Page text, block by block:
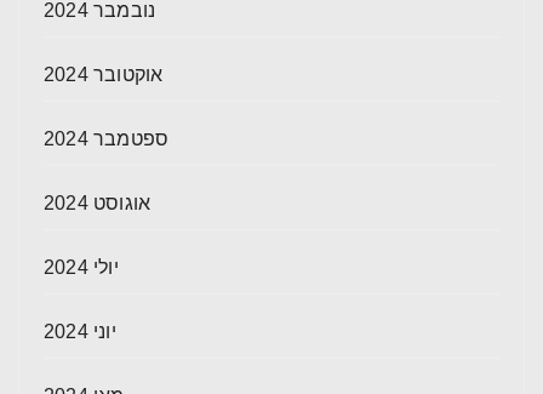
נובמבר 2024
אוקטובר 2024
ספטמבר 2024
אוגוסט 2024
יולי 2024
יוני 2024